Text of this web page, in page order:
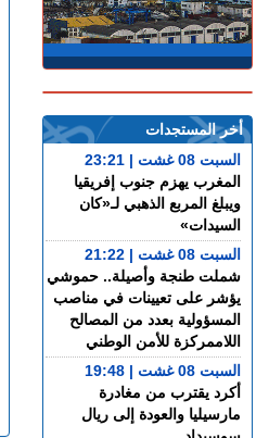
أخر المستجدات
السبت 08 غشت | 23:21
المغرب يهزم جنوب إفريقيا
ويبلغ المربع الذهبي لـ«كان
السيدات»
السبت 08 غشت | 21:22
شملت طنجة وأصيلة.. حموشي
يؤشر على تعيينات في مناصب
المسؤولية بعدد من المصالح
اللاممركزة للأمن الوطني
السبت 08 غشت | 19:48
أكرد يقترب من مغادرة
مارسيليا والعودة إلى ريال